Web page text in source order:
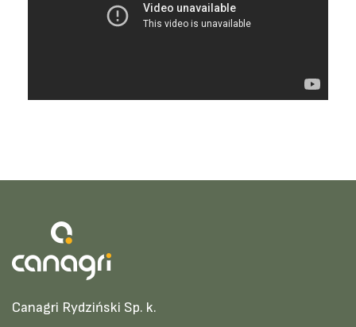
Canagri Rydziński Sp. k.